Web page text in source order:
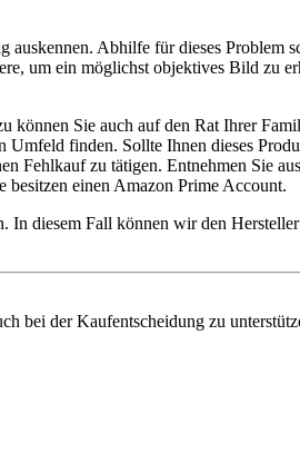
Abhilfe für dieses Problem
um ein möglichst objektives Bild zu
Sie auch auf den Rat Ihrer
finden. Sollte Ihnen dieses
Fehlkauf zu tätigen. Entnehmen Sie
besitzen einen Amazon Prime Account.
diesem Fall können wir den
bei der Kaufentscheidung zu